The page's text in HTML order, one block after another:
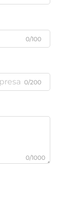
0/100
0/200
0/1000